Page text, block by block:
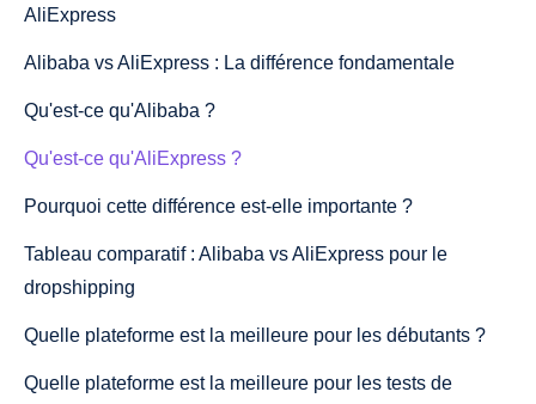
AliExpress
Alibaba vs AliExpress : La différence fondamentale
Qu'est-ce qu'Alibaba ?
Qu'est-ce qu'AliExpress ?
Pourquoi cette différence est-elle importante ?
Tableau comparatif : Alibaba vs AliExpress pour le
dropshipping
Quelle plateforme est la meilleure pour les débutants ?
Quelle plateforme est la meilleure pour les tests de